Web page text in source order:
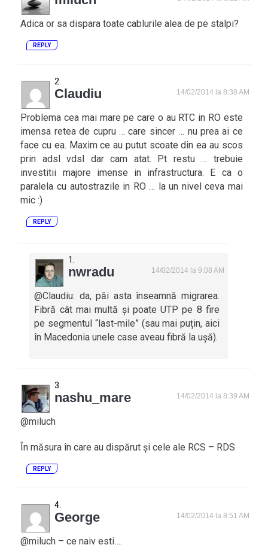
Adica or sa dispara toate cablurile alea de pe stalpi?
REPLY
Claudiu 14/02/2014 la 8:38 AM
Problema cea mai mare pe care o au RTC in RO este
imensa retea de cupru … care sincer … nu prea ai ce
face cu ea. Maxim ce au putut scoate din ea au scos
prin adsl vdsl dar cam atat. Pt restu … trebuie
investitii majore imense in infrastructura. E ca o
paralela cu autostrazile in RO … la un nivel ceva mai
mic :)
REPLY
nwradu 14/02/2014 la 9:08 AM
@Claudiu: da, păi asta înseamnă migrarea.
Fibră cât mai multă și poate UTP pe 8 fire
pe segmentul “last-mile” (sau mai puțin, aici
în Macedonia unele case aveau fibră la ușă).
nashu_mare 14/02/2014 la 8:39 AM
@miluch
În măsura în care au dispărut și cele ale RCS – RDS
REPLY
George 14/02/2014 la 8:51 AM
@miluch – ce naiv esti….